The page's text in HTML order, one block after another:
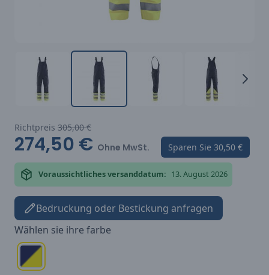
Richtpreis 305,00 €
274,50 € Ohne MwSt. Sparen Sie 30,50 €
Voraussichtliches versanddatum: 13. August 2026
Bedruckung oder Bestickung anfragen
Wählen sie ihre farbe